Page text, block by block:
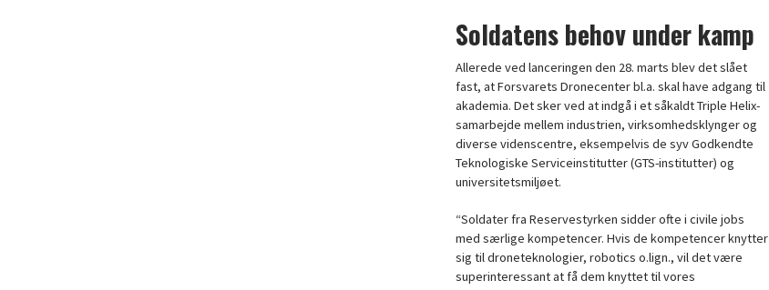
Soldatens behov under kamp
Allerede ved lanceringen den 28. marts blev det slået
fast, at Forsvarets Dronecenter bl.a. skal have adgang til
akademia. Det sker ved at indgå i et såkaldt Triple Helix-
samarbejde mellem industrien, virksomhedsklynger og
diverse videnscentre, eksempelvis de syv Godkendte
Teknologiske Serviceinstitutter (GTS-institutter) og
universitetsmiljøet.
“Soldater fra Reservestyrken sidder ofte i civile jobs
med særlige kompetencer. Hvis de kompetencer knytter
sig til droneteknologier, robotics o.lign., vil det være
superinteressant at få dem knyttet til vores